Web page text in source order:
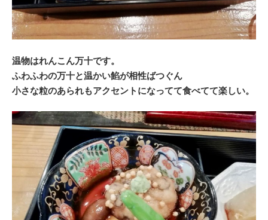
温物はれんこん万十です。
ふわふわの万十と温かい餡が相性ばつぐん
小さな粒のあられもアクセントになってて食べてて楽しい。